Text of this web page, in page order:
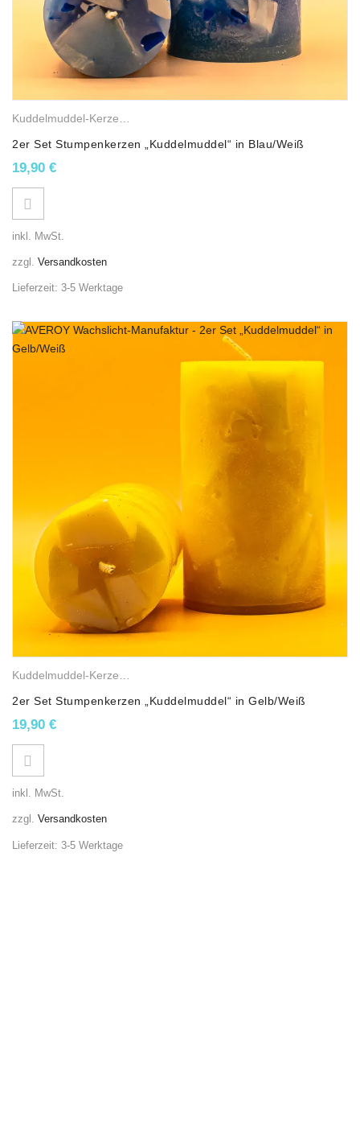
2er Set Stumpenkerzen „Kuddelmuddel“ in Blau/Weiß
19,90 €
inkl. MwSt.
zzgl. Versandkosten
Lieferzeit: 3-5 Werktage
2er Set Stumpenkerzen „Kuddelmuddel“ in Gelb/Weiß
19,90 €
inkl. MwSt.
zzgl. Versandkosten
Lieferzeit: 3-5 Werktage